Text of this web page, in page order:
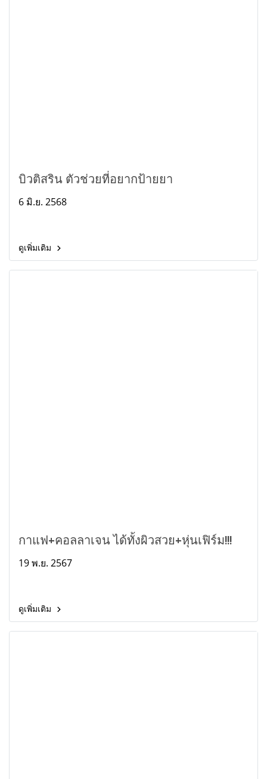
บิวติสริน ตัวช่วยที่อยากป้ายยา
6 มิ.ย. 2568
ดูเพิ่มเติม
กาแฟ+คอลลาเจน ได้ทั้งผิวสวย+หุ่นเฟิร์ม!!!
19 พ.ย. 2567
ดูเพิ่มเติม